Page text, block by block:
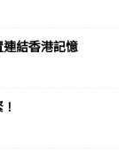
連結香港記憶